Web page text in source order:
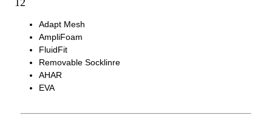
Adapt Mesh
AmpliFoam
FluidFit
Removable Socklinre
AHAR
EVA